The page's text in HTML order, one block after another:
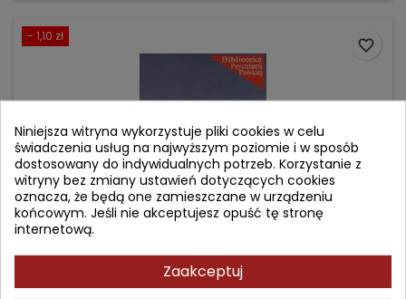
- 1,10 zł
TERAPIA POZNAWCZA DLA PAR MAŁŻEŃSKICH
favorite_border
Niniejsza witryna wykorzystuje pliki cookies w celu
świadczenia usług na najwyższym poziomie i w sposób
dostosowany do indywidualnych potrzeb. Korzystanie z
witryny bez zmiany ustawień dotyczących cookies
oznacza, że będą one zamieszczane w urządzeniu
końcowym. Jeśli nie akceptujesz opuść tę stronę
internetową.
Zaakceptuj